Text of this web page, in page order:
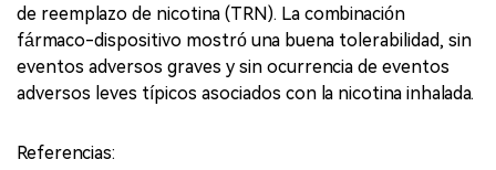
de reemplazo de nicotina (TRN). La combinación
fármaco-dispositivo mostró una buena tolerabilidad, sin
eventos adversos graves y sin ocurrencia de eventos
adversos leves típicos asociados con la nicotina inhalada.
Referencias: